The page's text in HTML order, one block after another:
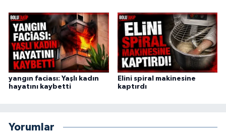
yangın faciası: Yaşlı kadın
hayatını kaybetti
Elini spiral makinesine
kaptırdı
Yorumlar